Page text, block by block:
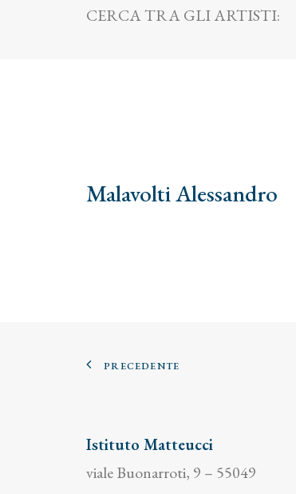
CERCA TRA GLI ARTISTI:
Malavolti Alessandro
PRECEDENTE
Istituto Matteucci
viale Buonarroti, 9 – 55049